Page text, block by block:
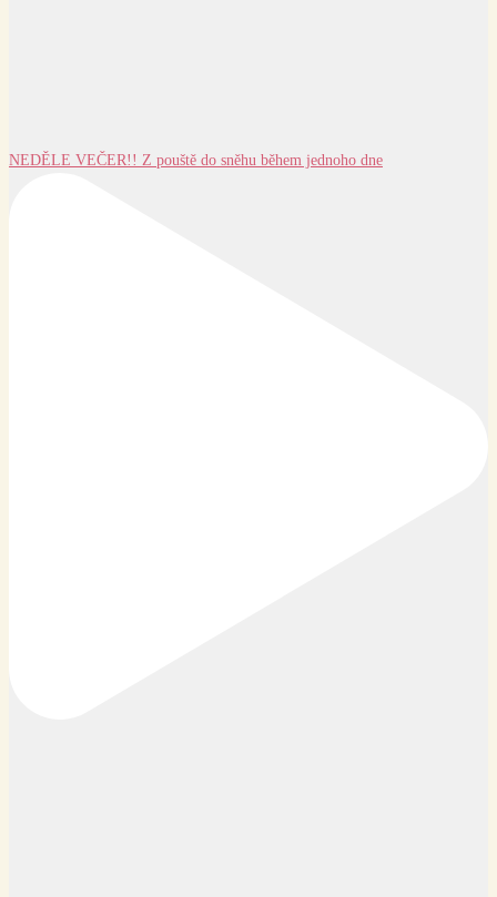
NEDĚLE VEČER!! Z pouště do sněhu během jednoho dne